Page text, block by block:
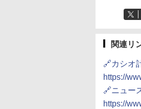
関連リ
🔗カシオ
https://
🔗ニュー
https://